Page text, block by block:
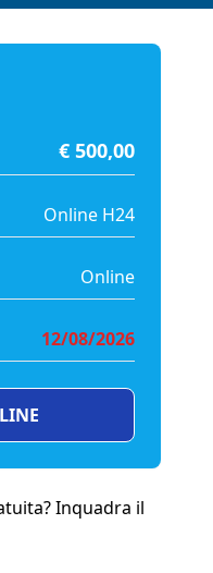
€ 500,00
Online H24
Online
12/08/2026
Inquadra il